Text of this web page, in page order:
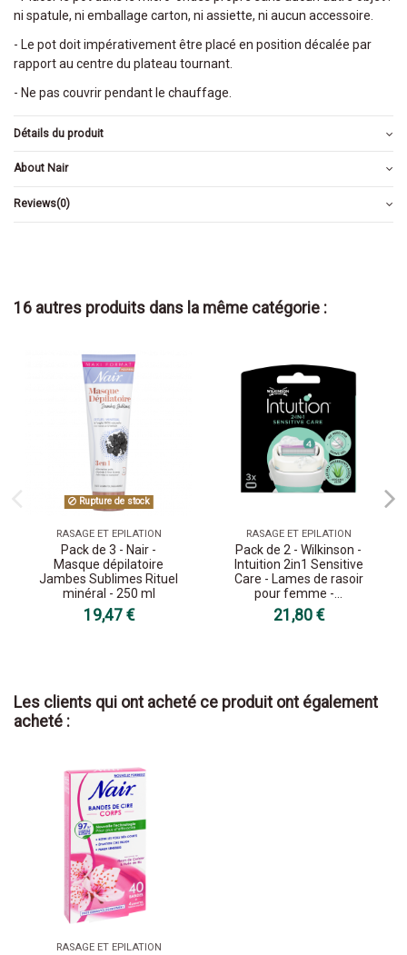
ni spatule, ni emballage carton, ni assiette, ni aucun accessoire.
- Le pot doit impérativement être placé en position décalée par
rapport au centre du plateau tournant.
- Ne pas couvrir pendant le chauffage.
Détails du produit
About Nair
Reviews(0)
16 autres produits dans la même catégorie :
Rupture de stock
RASAGE ET EPILATION
Pack de 3 - Nair -
Masque dépilatoire
Jambes Sublimes Rituel
minéral - 250 ml
19,47 €
RASAGE ET EPILATION
Pack de 2 - Wilkinson -
Intuition 2in1 Sensitive
Care - Lames de rasoir
pour femme -...
21,80 €
Les clients qui ont acheté ce produit ont également
acheté :
RASAGE ET EPILATION